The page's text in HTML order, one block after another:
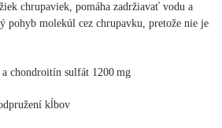
chrupaviek, pomáha zadržiavať vodu a
pohyb molekúl cez chrupavku, pretože nie je
chondroitín sulfát 1200 mg
kĺbov